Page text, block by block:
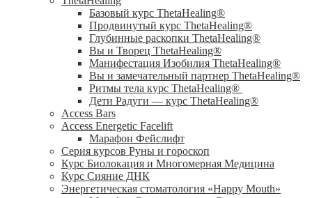
Базовый курс ThetaHealing®
Продвинутый курс ThetaHealing®
Глубинные раскопки ThetaHealing®
Вы и Творец ThetaHealing®
Манифестация Изобилия ThetaHealing®
Вы и замечательный партнер ThetaHealing®
Ритмы тела курс ThetaHealing®
Дети Радуги — курс ThetaHealing®
Access Bars
Access Energetic Facelift
Марафон Фейслифт
Серия курсов Руны и гороскоп
Курс Биолокация и Многомерная Медицина
Курс Сияние ДНК
Энергетическая стоматология «Happy Mouth»